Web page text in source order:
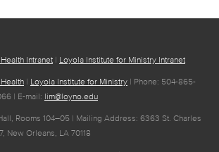
Intranet | Loyola Institute for Ministry Intranet
| Loyola Institute for Ministry | Phone: 504-865-
| E-mail: lim@loyno.edu
Rooms 104–05 | Mailing Address: 6363 St. Charles
New Orleans, LA 70118